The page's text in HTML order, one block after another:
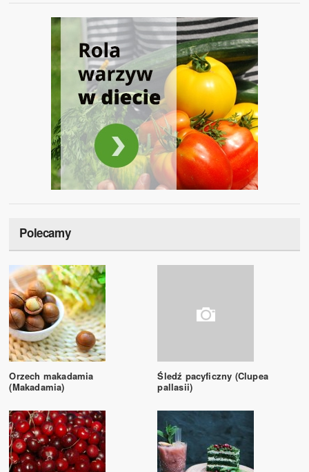
Polecamy
Orzech makadamia
(Makadamia)
Śledź pacyficzny (Clupea
pallasii)